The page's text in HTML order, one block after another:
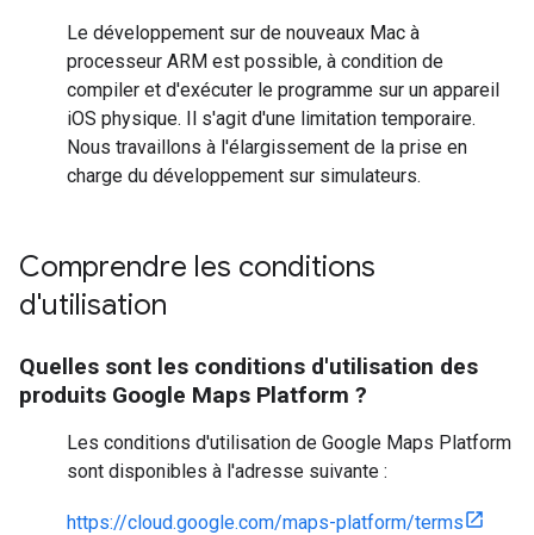
Le développement sur de nouveaux Mac à
processeur ARM est possible, à condition de
compiler et d'exécuter le programme sur un appareil
iOS physique. Il s'agit d'une limitation temporaire.
Nous travaillons à l'élargissement de la prise en
charge du développement sur simulateurs.
Comprendre les conditions
d'utilisation
Quelles sont les conditions d'utilisation des
produits Google Maps Platform ?
Les conditions d'utilisation de Google Maps Platform
sont disponibles à l'adresse suivante :
https://cloud.google.com/maps-platform/terms